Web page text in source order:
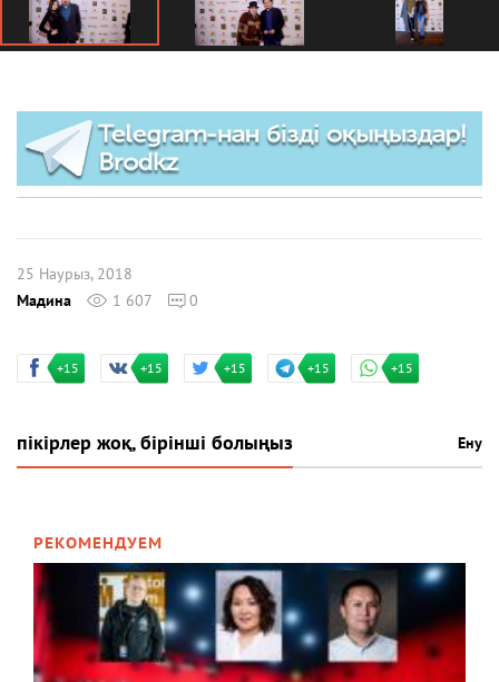
25 Наурыз, 2018
Мадина
1 607 0
+15 +15 +15 +15 +15
пікірлер жоқ, бірінші болыңыз Ену
РЕКОМЕНДУЕМ